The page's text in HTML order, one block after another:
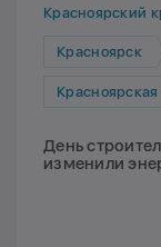
Красноярский
Красноярск
День
изменили